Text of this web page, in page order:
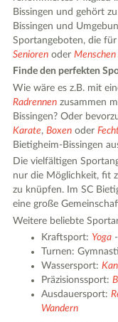
Bissingen und gehört
Bissingen und
Sportangeboten, die
Senioren oder
Finde den perfekten
Wie wäre es z.B. mit
Radrennen zusammen
Bissingen? Oder
Karate,Boxen oder
Bietigheim-Bissingen
Die vielfältigen
nur die Möglichkeit, fit
zu knüpfen. Im SC
eine große
Weitere beliebte
Kraftsport: Yoga
Turnen:
Wassersport:
Präzisionssport:
Ausdauersport:
Wandern